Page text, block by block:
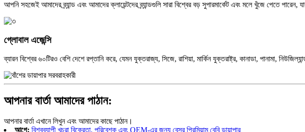
আপনি সহজেই আমাদের ব্র্যান্ড এবং আমাদের ক্লায়েন্টদের ব্র্যান্ডগুলি সারা বিশ্বের বড় সুপারমার্কেট এবং মলে খুঁজে
গ্লোবাল এজেন্সি
ব্যারন বিশ্বের ৬০টিরও বেশি দেশে রপ্তানি করে, যেমন যুক্তরাজ্য, সিজে, রাশিয়া, মার্কিন যুক্তরাষ্ট্র, কানাডা, পানামা,
আপনার বার্তা আমাদের পাঠান:
আপনার বার্তা এখানে লিখুন এবং আমাদের কাছে পাঠান।
আগে: বিশ্বব্যাপী খুচরা বিক্রেতা, পরিবেশক এবং OEM-এর জন্য বেসুর প্রিমিয়াম বেবি ডায়াপার